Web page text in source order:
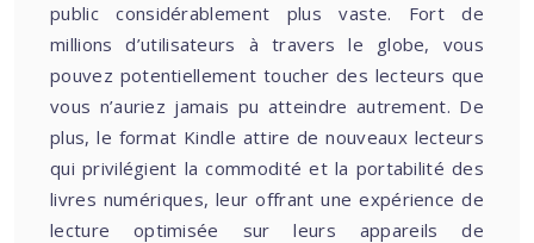
public considérablement plus vaste. Fort de
millions d’utilisateurs à travers le globe, vous
pouvez potentiellement toucher des lecteurs que
vous n’auriez jamais pu atteindre autrement. De
plus, le format Kindle attire de nouveaux lecteurs
qui privilégient la commodité et la portabilité des
livres numériques, leur offrant une expérience de
lecture optimisée sur leurs appareils de